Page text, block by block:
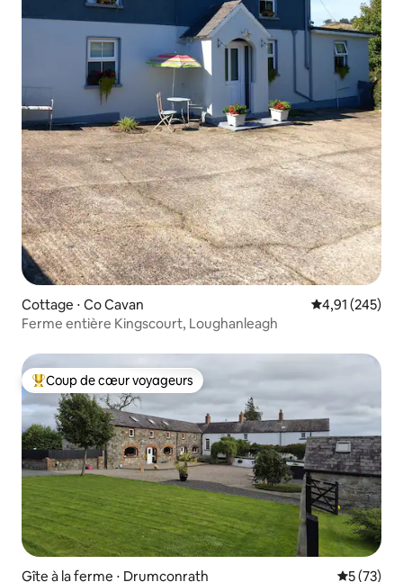
Cottage ⋅ Co Cavan Évaluation
4,91 (245)
Ferme entière Kingscourt, Loughanleagh
Coups de cœur voyageurs les plus appréciés
Coup de cœur voyageurs
Gîte à la ferme ⋅ Drumconrath 5 (73)